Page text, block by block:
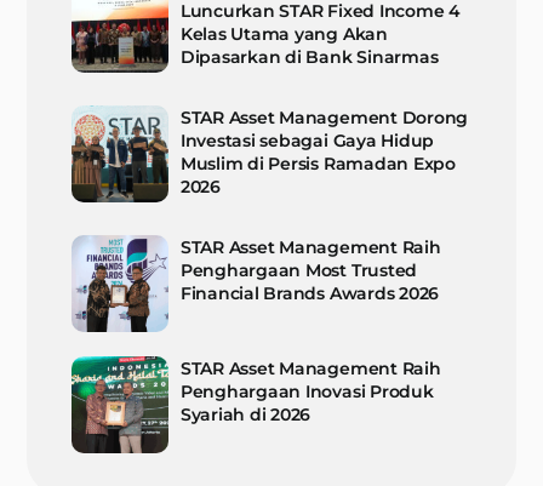
Luncurkan STAR Fixed Income 4
Kelas Utama yang Akan
Dipasarkan di Bank Sinarmas
STAR Asset Management Dorong
Investasi sebagai Gaya Hidup
Muslim di Persis Ramadan Expo
2026
STAR Asset Management Raih
Penghargaan Most Trusted
Financial Brands Awards 2026
STAR Asset Management Raih
Penghargaan Inovasi Produk
Syariah di 2026